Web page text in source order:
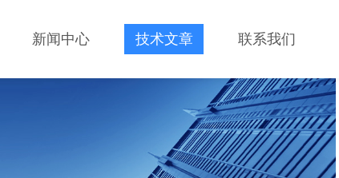
新闻中心 技术文章 联系我们